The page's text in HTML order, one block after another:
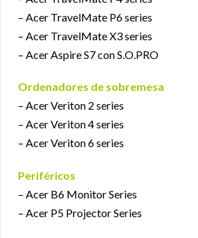
– Acer TravelMate P6 series
– Acer TravelMate X3 series
– Acer Aspire S7 con S.O.PRO
Ordenadores de sobremesa
– Acer Veriton 2 series
– Acer Veriton 4 series
– Acer Veriton 6 series
Periféricos
– Acer B6 Monitor Series
– Acer P5 Projector Series